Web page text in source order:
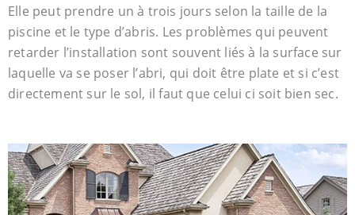
Elle peut prendre un à trois jours selon la taille de la
piscine et le type d’abris. Les problèmes qui peuvent
retarder l’installation sont souvent liés à la surface sur
laquelle va se poser l’abri, qui doit être plate et si c’est
directement sur le sol, il faut que celui ci soit bien sec.